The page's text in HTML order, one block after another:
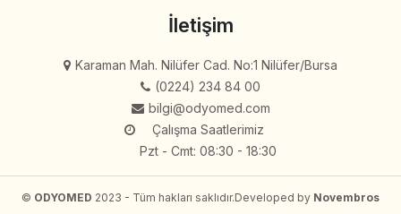
İletişim
(0224) 234 84 00
bilgi@odyomed.com
Çalışma Saatlerimiz
Pzt - Cmt: 08:30 - 18:30